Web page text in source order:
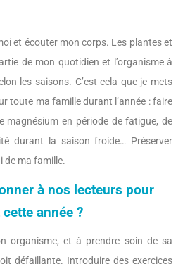
et écouter mon corps. Les plantes et
de mon quotidien et l’organisme à
les saisons. C’est cela que je mets
toute ma famille durant l’année : faire
magnésium en période de fatigue, de
durant la saison froide… Préserver
de ma famille.
à nos lecteurs pour
année ?
organisme, et à prendre soin de sa
défaillante. Introduire des exercices